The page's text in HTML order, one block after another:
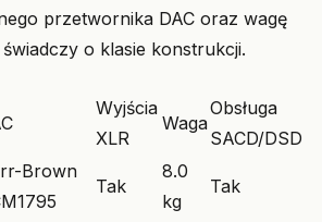
przetwornika DAC oraz wagę
o klasie konstrukcji.
Wyjścia
XLR
Waga
Obsługa
SACD/DSD
Brown
Tak
8.0
kg
Tak